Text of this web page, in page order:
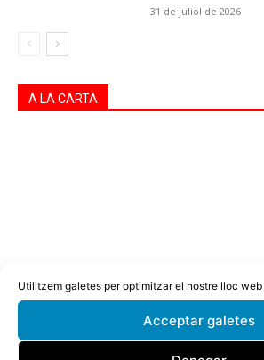
Utilitzem galetes per optimitzar el nostre lloc
Acceptar galetes
31 de juliol de 2026
A LA CARTA